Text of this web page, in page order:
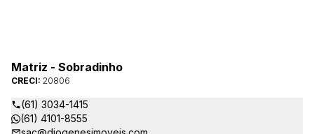
Matriz - Sobradinho
CRECI: 20806
(61) 3034-1415
(61) 4101-8555